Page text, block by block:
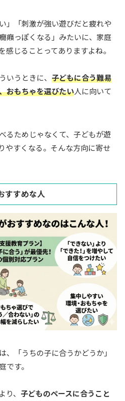
」「刺激が強い遊びだと疲れや
癪っぽくなる」みたいに、家庭
感じることってありますよね。
いうときに、 子どもに合う難易
おもちゃを選びたい人に向いて
るためじゃなくて、子どもが遊
やすくなる。そんな方向に寄せ
すすめな人
、「うちの子に合うかどうか」
です。
、 子どものペースに合うこと